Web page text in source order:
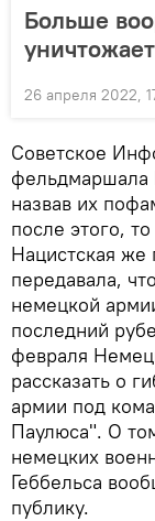
Больше
26 апреля 2022,
Советское
фельдмаршала
назвав их
после этого,
Нацистская же
передавала,
немецкой
последний
февраля
рассказать о
армии под
Паулюса". О
немецких
Геббельса
публику.